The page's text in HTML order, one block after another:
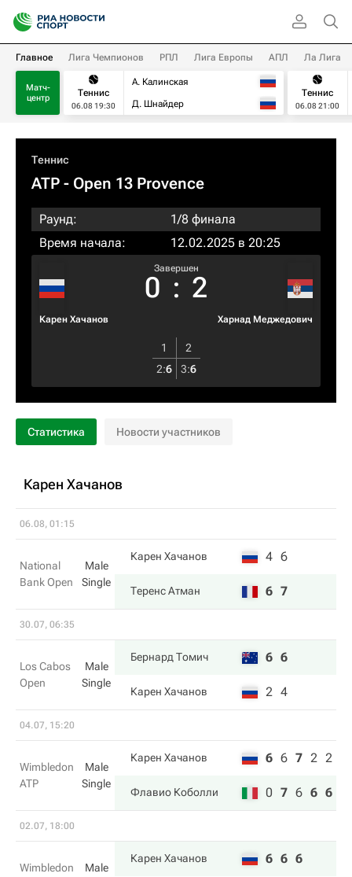
Главное Лига Чемпионов РПЛ Лига Европы АПЛ Ла Лига
Матч-
центр
Теннис
06.08 19:30
А. Калинская
Д. Шнайдер
Теннис
06.08 21:00
Теннис
ATP - Open 13 Provence
Раунд:
1/8 финала
Время начала:
12.02.2025 в 20:25
Карен Хачанов
Завершен
0 : 2
Харнад Меджедович
1
2
2:6 3:6
Статистика Новости участников
Карен Хачанов
06.08, 01:15
National
Bank Open
Male
Single
Карен Хачанов 4 6
Теренс Атман 6 7
30.07, 06:35
Los Cabos
Open
Male
Single
Бернард Томич 6 6
Карен Хачанов 2 4
04.07, 15:20
Wimbledon
ATP
Male
Single
Карен Хачанов 6 6 7 2 2
Флавио Коболли 0 7 6 6 6
02.07, 18:00
Wimbledon
Male
Карен Хачанов 6 6 6